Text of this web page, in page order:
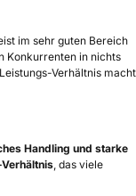
im sehr guten Bereich
Konkurrenten in nichts
Verhältnis macht
Handling und starke
, das viele